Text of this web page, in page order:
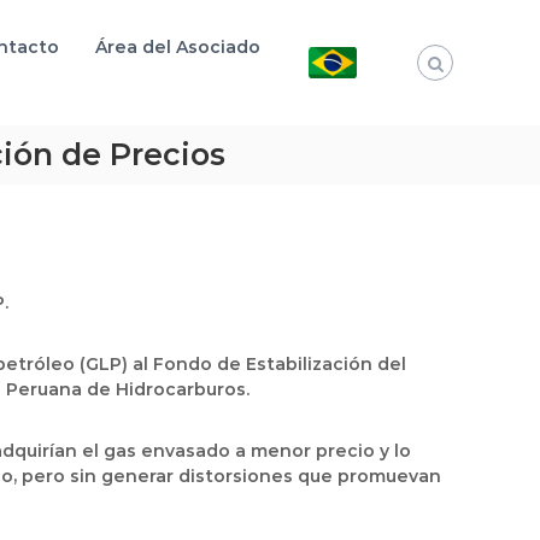
Área del Asociado
de Precios
(GLP) al Fondo de Estabilización del
de Hidrocarburos.
el gas envasado a menor precio y lo
pero sin generar distorsiones que promuevan